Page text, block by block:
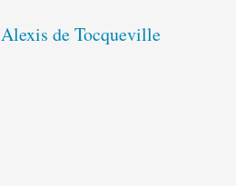
de Tocqueville